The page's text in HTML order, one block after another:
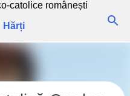
catolice românești
Hărți